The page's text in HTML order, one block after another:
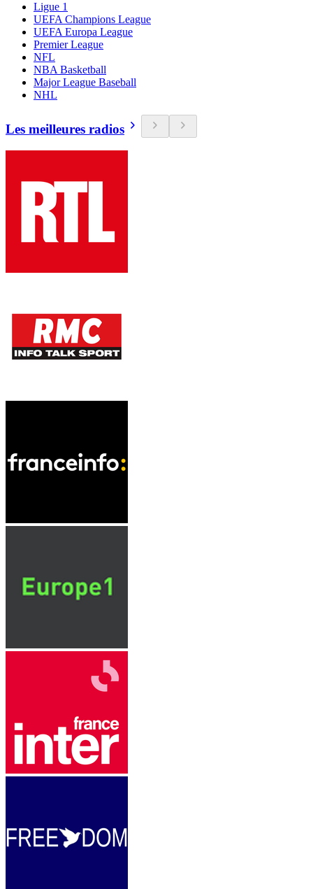
Ligue 1
UEFA Champions League
UEFA Europa League
Premier League
NFL
NBA Basketball
Major League Baseball
NHL
Les meilleures radios